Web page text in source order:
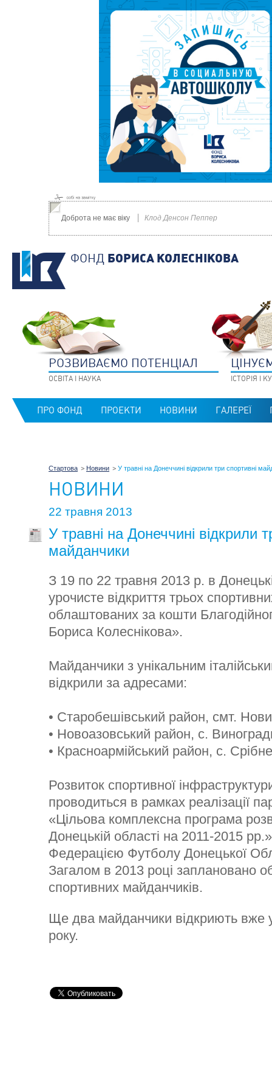
Доброта не має віку Клод Денсон Пеппер
ФОНД БОРИСА КОЛЕСНIКОВА
РОЗВИВАЄМО ПОТЕНЦIАЛ
ОСВIТА I НАУКА IСТОРIЯ I
ПРО ФОНД ПРОЕКТИ НОВИНИ ГАЛЕРЕЇ
Стартова Новини У травні на Донеччині відкрили три спортивні
НОВИНИ
22 травня 2013
У травні на Донеччині відкрили
майданчики
З 19 по 22 травня 2013 р. в
урочисте відкриття трьох
облаштованих за кошти
Бориса Колеснікова».
Майданчики з унікальним
відкрили за адресами:
• Старобешівський район, смт.
• Новоазовський район, с.
• Красноармійський район, с.
Розвиток спортивної
проводиться в рамках реалізації
«Цільова комплексна програма
Донецькій області на 2011-2015
Федерацією Футболу Донецької
Загалом в 2013 році заплановано
спортивних майданчиків.
Ще два майданчики відкриють вже
року.